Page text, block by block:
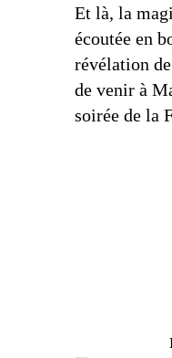
Et là, la
écoutée en
révélation
de venir à
soirée de la